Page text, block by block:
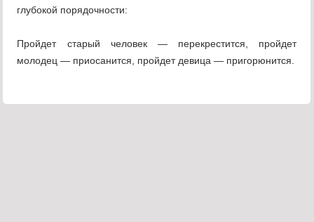
глубокой порядочности:
Пройдет старый человек — перекрестится, пройдет
молодец — приосанится, пройдет девица — пригорюнится.